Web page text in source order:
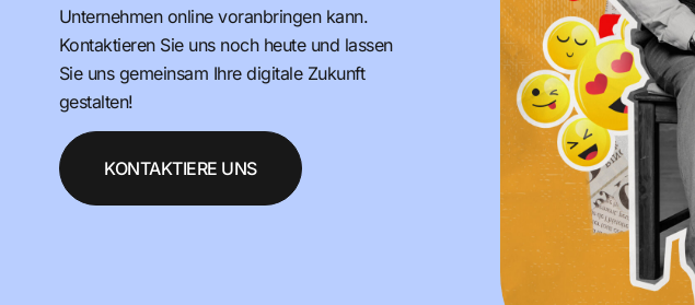
Unternehmen online voranbringen kann.
Kontaktieren Sie uns noch heute und lassen
Sie uns gemeinsam Ihre digitale Zukunft
gestalten!
KONTAKTIERE UNS